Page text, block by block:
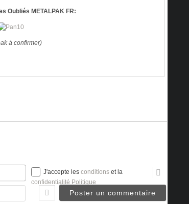
Oubliés METALPAK FR:
à confirmer)
Nom*
J'accepte les conditions et la
confidentialité Politique